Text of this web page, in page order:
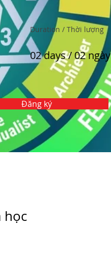
Duration / Thời lượng
02 days / 02 ngày
Đăng ký
học